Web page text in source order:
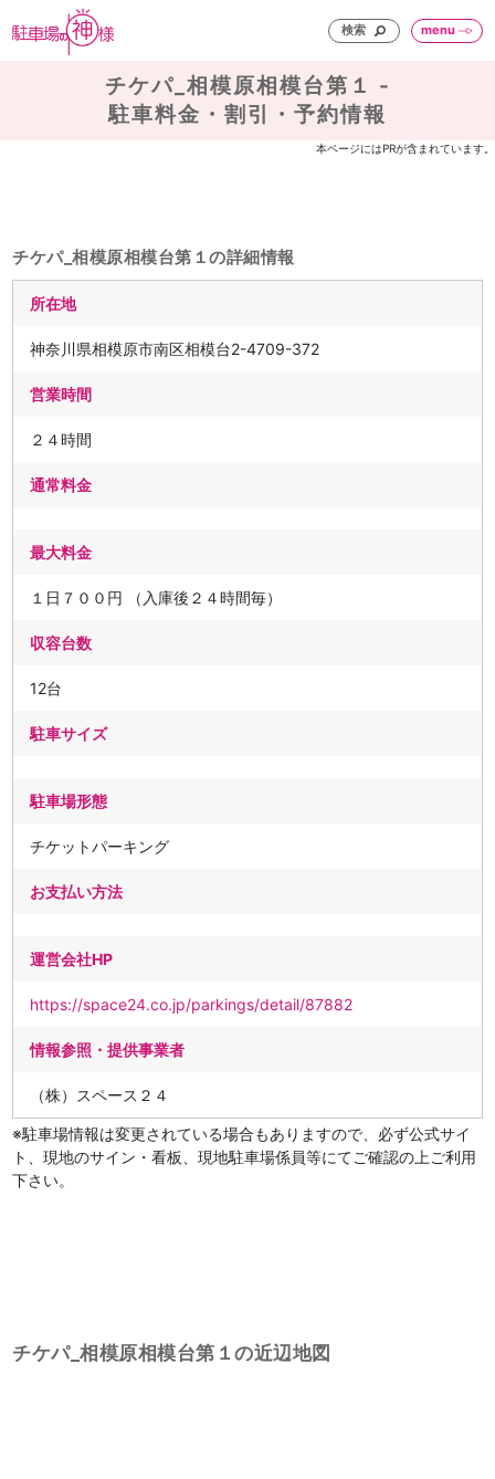
検索 menu
チケパ_相模原相模台第１ -
駐車料金・割引・予約情報
本ページにはPRが含まれています。
チケパ_相模原相模台第１の詳細情報
所在地
神奈川県相模原市南区相模台2-4709-372
営業時間
２４時間
通常料金
最大料金
１日７００円 （入庫後２４時間毎）
収容台数
12台
駐車サイズ
駐車場形態
チケットパーキング
お支払い方法
運営会社HP
https://space24.co.jp/parkings/detail/87882
情報参照・提供事業者
（株）スペース２４
※駐車場情報は変更されている場合もありますので、必ず公式サイ
ト、現地のサイン・看板、現地駐車場係員等にてご確認の上ご利用
下さい。
チケパ_相模原相模台第１の近辺地図